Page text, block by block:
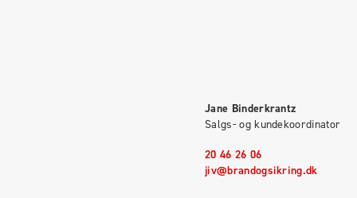
Jane Binderkrantz
Salgs- og kundekoordinator
20 46 26 06
jiv@brandogsikring.dk